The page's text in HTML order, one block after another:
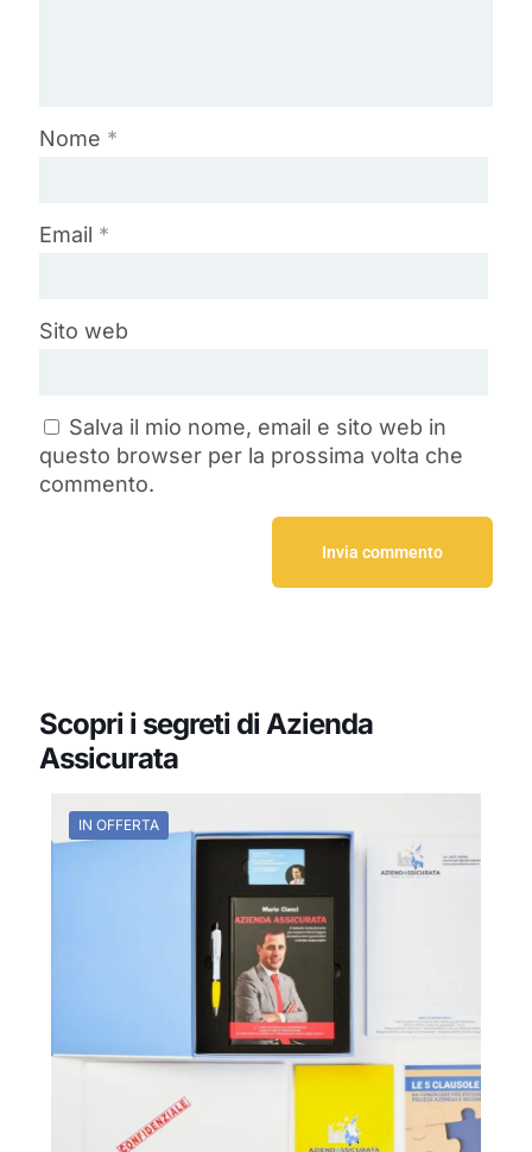
Nome *
Email *
Sito web
Salva il mio nome, email e sito web in
questo browser per la prossima volta che
commento.
Scopri i segreti di Azienda
Assicurata
IN OFFERTA